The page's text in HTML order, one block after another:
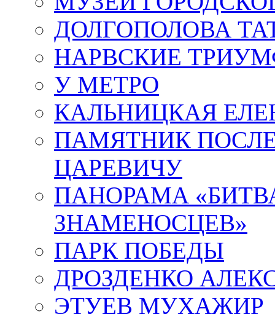
ДОЛГОПОЛОВА
НАРВСКИЕ
У МЕТРО
КАЛЬНИЦКАЯ
ПАМЯТНИК
ЦАРЕВИЧУ
ПАНОРАМА
ЗНАМЕНОСЦЕВ»
ПАРК ПОБЕДЫ
ДРОЗДЕНКО
ЭТУЕВ МУХАЖИР